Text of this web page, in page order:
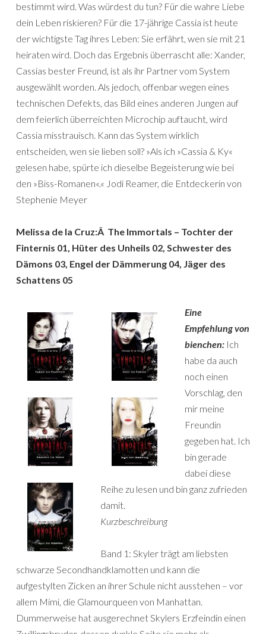
bestimmt wird. Was würdest du tun? Für die wahre Liebe
dein Leben riskieren? Für die 17-jährige Cassia ist heute
der wichtigste Tag ihres Leben: Sie erfährt, wen sie mit 21
heiraten wird. Doch das Ergebnis überrascht alle: Xander,
Cassias bester Freund, ist als ihr Partner vom System
ausgewählt worden. Als jedoch, offenbar wegen eines
technischen Defekts, das Bild eines anderen Jungen auf
dem feierlich überreichten Microchip auftaucht, wird
Cassia misstrauisch. Kann das System wirklich
entscheiden, wen sie lieben soll? »Als ich »Cassia & Ky«
gelesen habe, spürte ich dieselbe Begeisterung wie bei
den »Biss-Romanen«.« Jodi Reamer, die Entdeckerin von
Stephenie Meyer
Melissa de la Cruz:Â The Immortals – Tochter der
Finternis 01, Hüter des Unheils 02, Schwester des
Dämons 03, Engel der Dämmerung 04, Jäger des
Schattens 05
Eine
Empfehlung von
bienchen: Ich
habe da auch
noch einen
Vorschlag, den
mir meine
Freundin
gegeben hat. Ich
bin gerade
dabei diese
Reihe zu lesen und bin ganz zufrieden
damit.
Kurzbeschreibung
Band 1: Skyler trägt am liebsten
schwarze Secondhandklamotten und kann die
aufgestylten Zicken an ihrer Schule nicht ausstehen – vor
allem Mimi, die Glamourqueen von Manhattan.
Dummerweise hat ausgerechnet Skylers Erzfeindin einen